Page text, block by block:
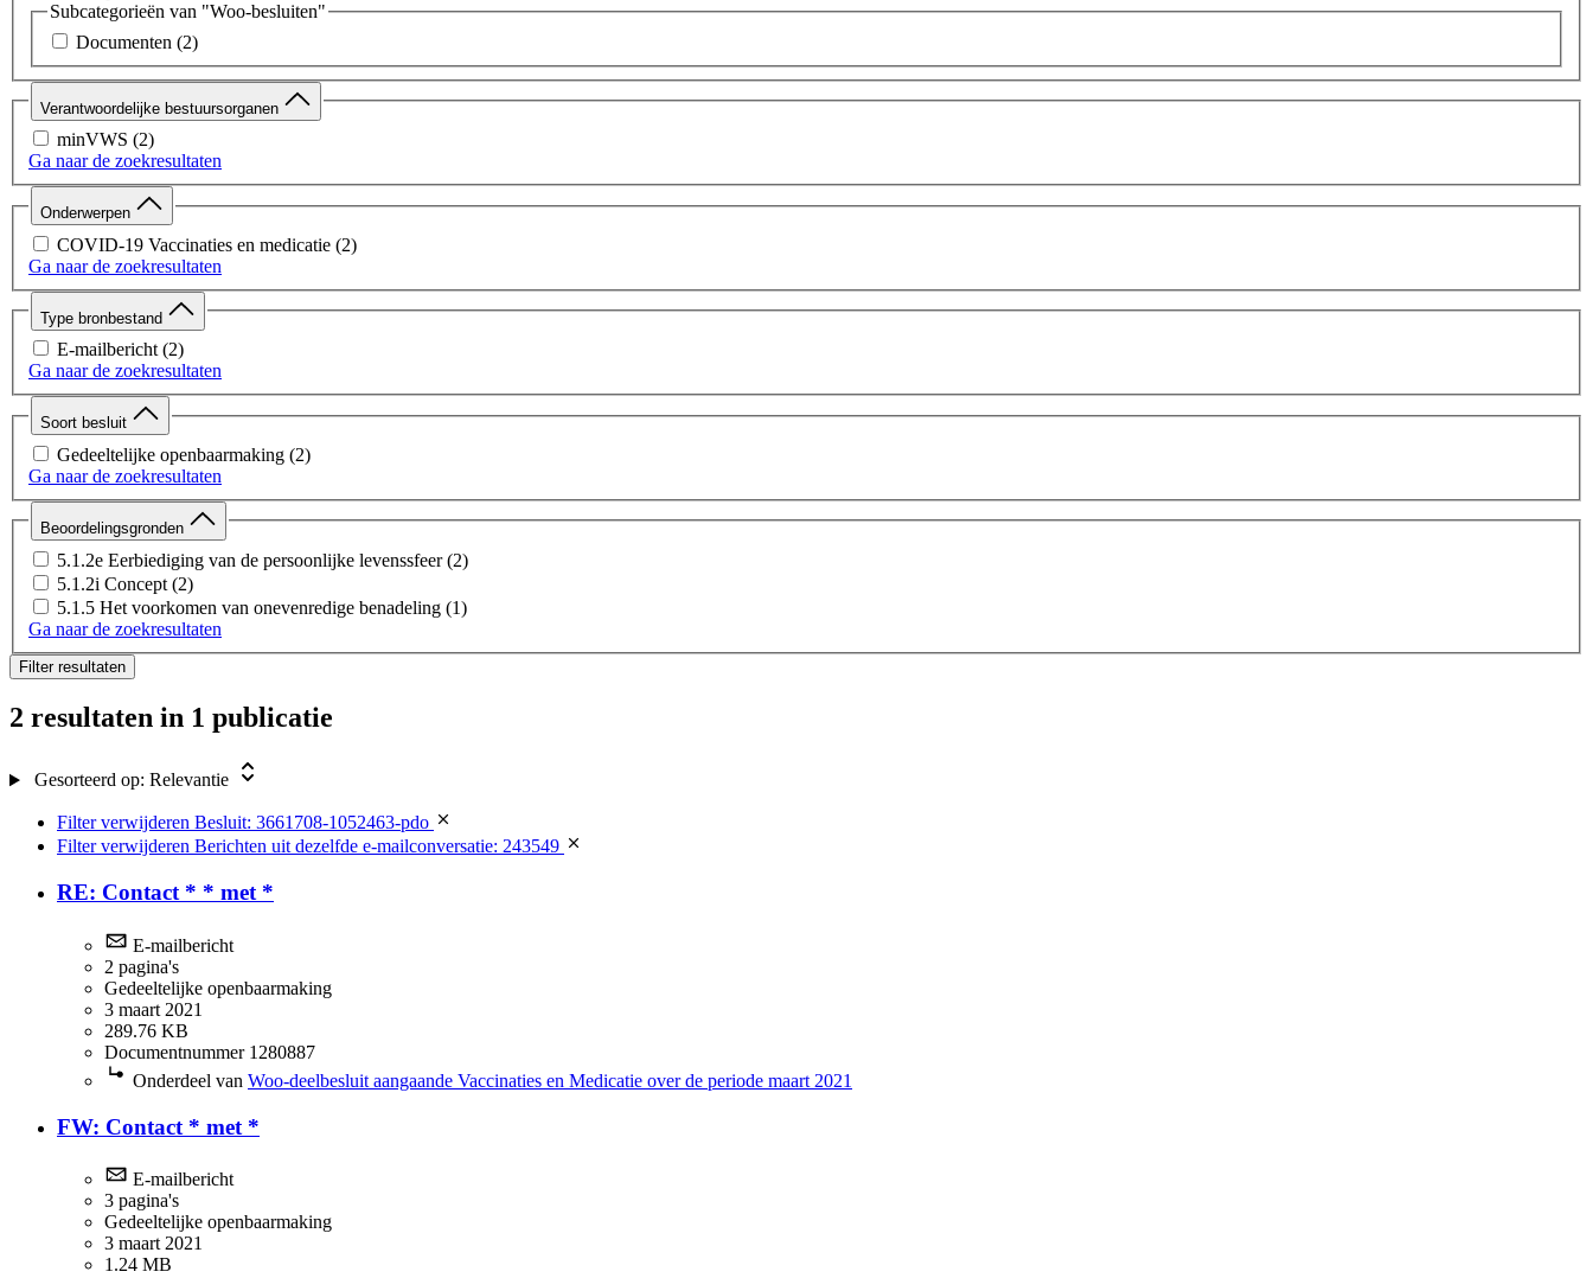
Subcategorieën van "Woo-besluiten"
Documenten (2)
Verantwoordelijke bestuursorganen
minVWS (2)
Ga naar de zoekresultaten
Onderwerpen
COVID-19 Vaccinaties en medicatie (2)
Ga naar de zoekresultaten
Type bronbestand
E-mailbericht (2)
Ga naar de zoekresultaten
Soort besluit
Gedeeltelijke openbaarmaking (2)
Ga naar de zoekresultaten
Beoordelingsgronden
5.1.2e Eerbiediging van de persoonlijke levenssfeer (2)
5.1.2i Concept (2)
5.1.5 Het voorkomen van onevenredige benadeling (1)
Ga naar de zoekresultaten
Filter resultaten
2 resultaten in 1 publicatie
Gesorteerd op: Relevantie
Filter verwijderen Besluit: 3661708-1052463-pdo
Filter verwijderen Berichten uit dezelfde e-mailconversatie: 243549
RE: Contact * * met *
E-mailbericht
2 pagina's
Gedeeltelijke openbaarmaking
3 maart 2021
289.76 KB
Documentnummer 1280887
Onderdeel van Woo-deelbesluit aangaande Vaccinaties en Medicatie over de periode maart 2021
FW: Contact * met *
E-mailbericht
3 pagina's
Gedeeltelijke openbaarmaking
3 maart 2021
1.24 MB